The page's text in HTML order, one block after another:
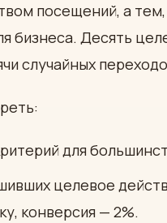
посещений, а тем,
бизнеса. Десять
случайных
для
целевое
конверсия — 2%.